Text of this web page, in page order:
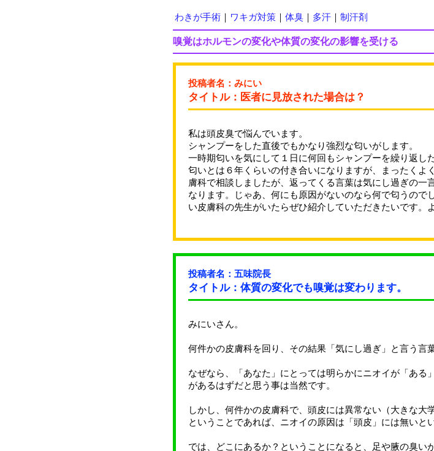
わきが手術 ワキガ対策 体臭 多汗 制汗剤
嗅覚はホルモンの変化や体質の変化の影響を受ける
投稿者名：みにい
タイトル：医者に見放された場合は？
私は頭皮臭で悩んでいます。
シャンプーをした直後でもかなり強烈な匂いがします。
一時期匂いを気にして１日に何回もシャンプーを繰り返し
匂いとは６年くらいの付き合いになりますが、まったくよ
膚科で相談しましたが、返ってくる言葉は気にし過ぎの一
なります。じゃあ、何にも原因がないのなら何で匂うので
い皮膚科の先生がいたらぜひ紹介していただきたいです。
投稿者名：五味院長
タイトル：体質の変化でも嗅覚は変わります。
みにいさん。
何件かの皮膚科を回り、その結果「気にし過ぎ」と言う言
なぜなら、「あなた」にとっては明らかにニオイが「ある
があるはずだと思う事は当然です。
しかし、何件かの皮膚科で、頭皮には異常ない（大きな大
ということであれば、ニオイの原因は「頭皮」には無いと
では、どこにあるか？ということになると、足や腋の臭い